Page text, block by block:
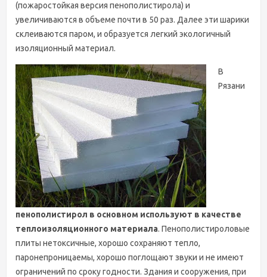
(пожаростойкая версия пенополистирола) и
увеличиваются в объеме почти в 50 раз. Далее эти шарики
склеиваются паром, и образуется легкий экологичный
изоляционный материал.
В
Рязани
пенополистирол в основном используют в качестве
теплоизоляционного материала. Пенополистироловые
плиты нетоксичные, хорошо сохраняют тепло,
паронепроницаемы, хорошо поглощают звуки и не имеют
ограничений по сроку годности. Здания и сооружения, при